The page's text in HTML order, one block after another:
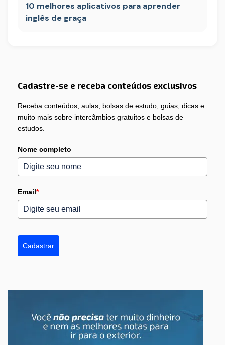
10 melhores aplicativos para aprender
inglês de graça
Cadastre-se e receba conteúdos exclusivos
Receba conteúdos, aulas, bolsas de estudo, guias, dicas e
muito mais sobre intercâmbios gratuitos e bolsas de
estudos.
Nome completo
Email*
Cadastrar